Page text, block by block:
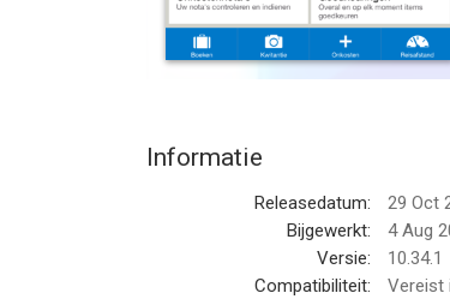
SAP Concur van Concur is een app
bevonden voor gebruikers met
Informatie
Releasedatum:
29 Oct
Bijgewerkt:
4 Aug
Versie:
10.34.1
Compatibiliteit:
Vereist